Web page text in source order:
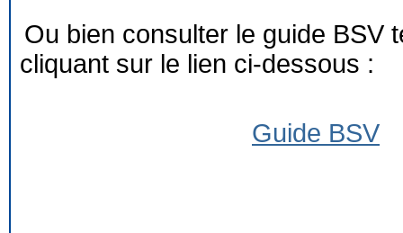
Ou bien consulter le guide BSV
cliquant sur le lien ci-dessous :
Guide BSV